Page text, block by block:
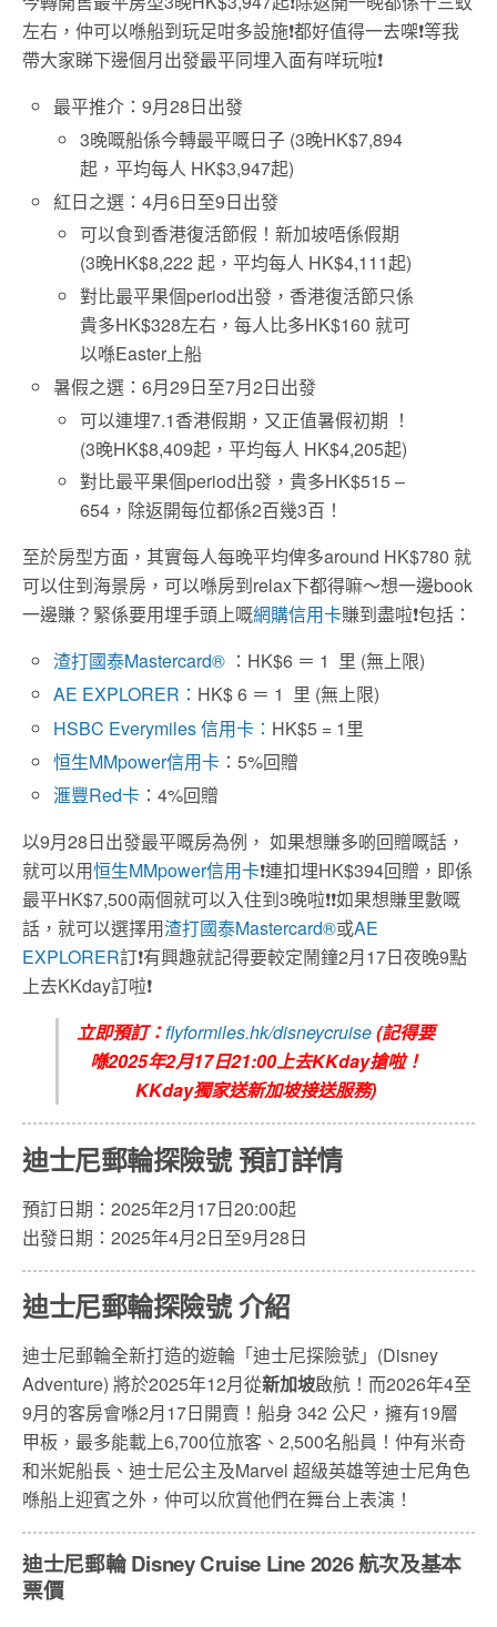
左右，仲可以喺船到玩足咁多設施❗都好值得一去㗎❗等我
帶大家睇下邊個月出發最平同埋入面有咩玩啦❗
最平推介：9月28日出發
3晚嘅船係今轉最平嘅日子 (3晚HK$7,894
起，平均每人 HK$3,947起)
紅日之選：4月6日至9日出發
可以食到香港復活節假！新加坡唔係假期
(3晚HK$8,222 起，平均每人 HK$4,111起)
對比最平果個period出發，香港復活節只係
貴多HK$328左右，每人比多HK$160 就可
以喺Easter上船
暑假之選：6月29日至7月2日出發
可以連埋7.1香港假期，又正值暑假初期 ！
(3晚HK$8,409起，平均每人 HK$4,205起)
對比最平果個period出發，貴多HK$515 –
654，除返開每位都係2百幾3百！
至於房型方面，其實每人每晚平均俾多around HK$780 就
可以住到海景房，可以喺房到relax下都得嘛～想一邊book
一邊賺？緊係要用埋手頭上嘅網購信用卡賺到盡啦❗包括：
渣打國泰Mastercard® ：HK$6 ＝ 1 里 (無上限)
AE EXPLORER： HK$ 6 ＝ 1 里 (無上限)
HSBC Everymiles信用卡： HK$5 = 1里
恒生MMpower信用卡 ：5%回贈
滙豐Red卡 ：4%回贈
以9月28日出發最平嘅房為例， 如果想賺多啲回贈嘅話，
就可以用恒生MMpower信用卡❗連扣埋HK$394回贈，即係
最平HK$7,500兩個就可以入住到3晚啦❗❗如果想賺里數嘅
話，就可以選擇用渣打國泰Mastercard®或AE
EXPLORER訂❗有興趣就記得要較定鬧鐘2月17日夜晚9點
上去KKday訂啦❗
立即預訂：flyformiles.hk/disneycruise(記得要
喺2025年2月17日21:00上去KKday搶啦！
KKday獨家送新加坡接送服務)
迪士尼郵輪探險號 預訂詳情
預訂日期：2025年2月17日20:00起
出發日期：2025年4月2日至9月28日
迪士尼郵輪探險號 介紹
迪士尼郵輪全新打造的遊輪「迪士尼探險號」(Disney
Adventure) 將於2025年12月從新加坡啟航！而2026年4至
9月的客房會喺2月17日開賣！船身 342 公尺，擁有19層
甲板，最多能載上6,700位旅客、2,500名船員！仲有米奇
和米妮船長、迪士尼公主及Marvel 超級英雄等迪士尼角色
喺船上迎賓之外，仲可以欣賞他們在舞台上表演！
迪士尼郵輪 Disney Cruise Line 2026 航次及基本
票價